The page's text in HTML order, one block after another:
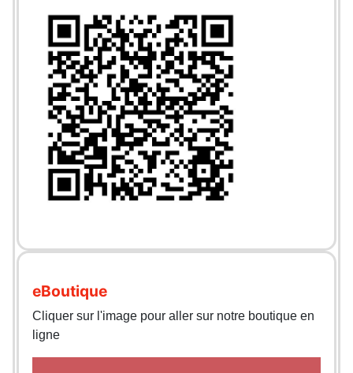
eBoutique
Cliquer sur l'image pour aller sur notre boutique en
ligne